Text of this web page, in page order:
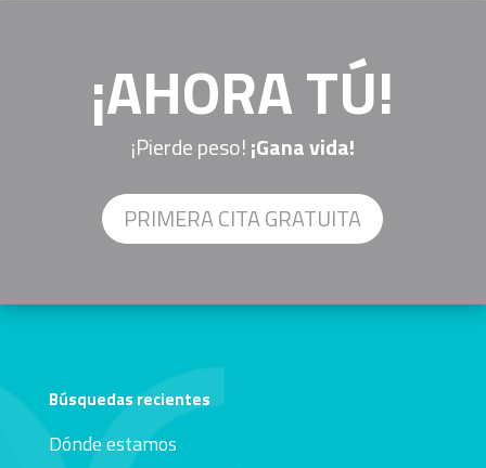
¡AHORA TÚ!
¡Pierde peso!¡Gana vida!
PRIMERA CITA GRATUITA
Búsquedas recientes
Dónde estamos